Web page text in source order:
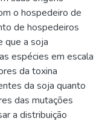
o hospedeiro de
de hospedeiros
que a soja
espécies em escala
da toxina
da soja quanto
das mutações
a distribuição